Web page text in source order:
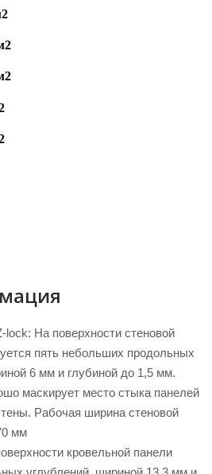
lock: На поверхности стеновой
пять небольших продольных
6 мм и глубиной до 1,5 мм.
маскирует место стыка панелей
Рабочая ширина стеновой
мм
кровельной панели